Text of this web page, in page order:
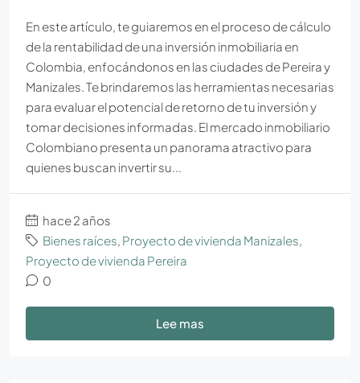
En este artículo, te guiaremos en el proceso de cálculo
de la rentabilidad de una inversión inmobiliaria en
Colombia, enfocándonos en las ciudades de Pereira y
Manizales. Te brindaremos las herramientas necesarias
para evaluar el potencial de retorno de tu inversión y
tomar decisiones informadas. El mercado inmobiliario
Colombiano presenta un panorama atractivo para
quienes buscan invertir su...
hace 2 años
Bienes raíces Proyecto de vivienda Manizales
Proyecto de vivienda Pereira
0
Lee mas